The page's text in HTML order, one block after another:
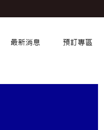
最新消息 預訂專區